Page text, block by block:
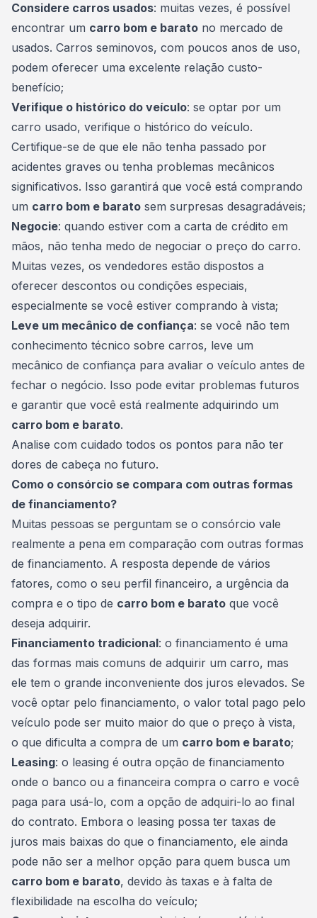
Considere carros usados: muitas vezes, é possível
encontrar um carro bom e barato no mercado de
usados. Carros seminovos, com poucos anos de uso,
podem oferecer uma excelente relação custo-
benefício;
Verifique o histórico do veículo: se optar por um
carro usado, verifique o histórico do veículo.
Certifique-se de que ele não tenha passado por
acidentes graves ou tenha problemas mecânicos
significativos. Isso garantirá que você está comprando
um carro bom e barato sem surpresas desagradáveis;
Negocie: quando estiver com a carta de crédito em
mãos, não tenha medo de negociar o preço do carro.
Muitas vezes, os vendedores estão dispostos a
oferecer descontos ou condições especiais,
especialmente se você estiver comprando à vista;
Leve um mecânico de confiança: se você não tem
conhecimento técnico sobre carros, leve um
mecânico de confiança para avaliar o veículo antes de
fechar o negócio. Isso pode evitar problemas futuros
e garantir que você está realmente adquirindo um
carro bom e barato.
Analise com cuidado todos os pontos para não ter
dores de cabeça no futuro.
Como o consórcio se compara com outras formas
de financiamento?
Muitas pessoas se perguntam se o consórcio vale
realmente a pena em comparação com outras formas
de financiamento. A resposta depende de vários
fatores, como o seu perfil financeiro, a urgência da
compra e o tipo de carro bom e barato que você
deseja adquirir.
Financiamento tradicional: o financiamento é uma
das formas mais comuns de adquirir um carro, mas
ele tem o grande inconveniente dos juros elevados. Se
você optar pelo financiamento, o valor total pago pelo
veículo pode ser muito maior do que o preço à vista,
o que dificulta a compra de um carro bom e barato;
Leasing: o leasing é outra opção de financiamento
onde o banco ou a financeira compra o carro e você
paga para usá-lo, com a opção de adquiri-lo ao final
do contrato. Embora o leasing possa ter taxas de
juros mais baixas do que o financiamento, ele ainda
pode não ser a melhor opção para quem busca um
carro bom e barato, devido às taxas e à falta de
flexibilidade na escolha do veículo;